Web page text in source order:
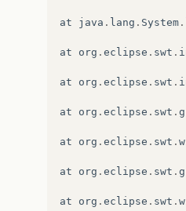
at java . lang . System .
at org . eclipse . swt .
at org . eclipse . swt .
at org . eclipse . swt .
at org . eclipse . swt .
at org . eclipse . swt .
at org . eclipse . swt .